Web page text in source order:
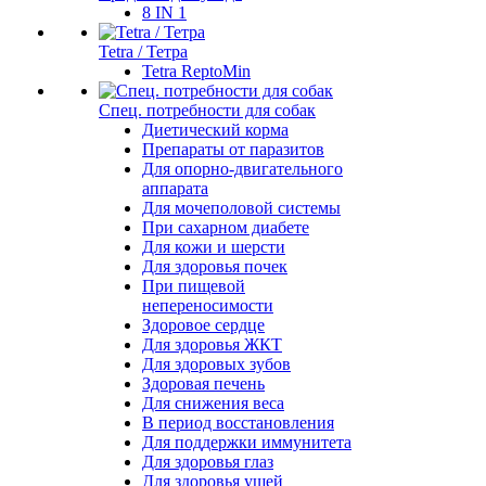
8 IN 1
Tetra / Тетра
Tetra ReptoMin
Спец. потребности для собак
Диетический корма
Препараты от паразитов
Для опорно-двигательного
аппарата
Для мочеполовой системы
При сахарном диабете
Для кожи и шерсти
Для здоровья почек
При пищевой
непереносимости
Здоровое сердце
Для здоровья ЖКТ
Для здоровых зубов
Здоровая печень
Для снижения веса
В период восстановления
Для поддержки иммунитета
Для здоровья глаз
Для здоровья ушей